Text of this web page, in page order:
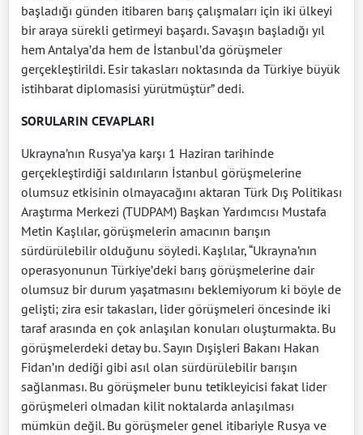
başladığı günden itibaren barış çalışmaları için iki ülkeyi
bir araya sürekli getirmeyi başardı. Savaşın başladığı yıl
hem Antalya’da hem de İstanbul’da görüşmeler
gerçekleştirildi. Esir takasları noktasında da Türkiye büyük
istihbarat diplomasisi yürütmüştür” dedi.
SORULARIN CEVAPLARI
Ukrayna’nın Rusya’ya karşı 1 Haziran tarihinde
gerçekleştirdiği saldırıların İstanbul görüşmelerine
olumsuz etkisinin olmayacağını aktaran Türk Dış Politikası
Araştırma Merkezi (TUDPAM) Başkan Yardımcısı Mustafa
Metin Kaşlılar, görüşmelerin amacının barışın
sürdürülebilir olduğunu söyledi. Kaşlılar, “Ukrayna’nın
operasyonunun Türkiye’deki barış görüşmelerine dair
olumsuz bir durum yaşatmasını beklemiyorum ki böyle de
gelişti; zira esir takasları, lider görüşmeleri öncesinde iki
taraf arasında en çok anlaşılan konuları oluşturmakta. Bu
görüşmelerdeki detay bu. Sayın Dışişleri Bakanı Hakan
Fidan’ın dediği gibi asıl olan sürdürülebilir barışın
sağlanması. Bu görüşmeler bunu tetikleyicisi fakat lider
görüşmeleri olmadan kilit noktalarda anlaşılması
mümkün değil. Bu görüşmeler genel itibariyle Rusya ve